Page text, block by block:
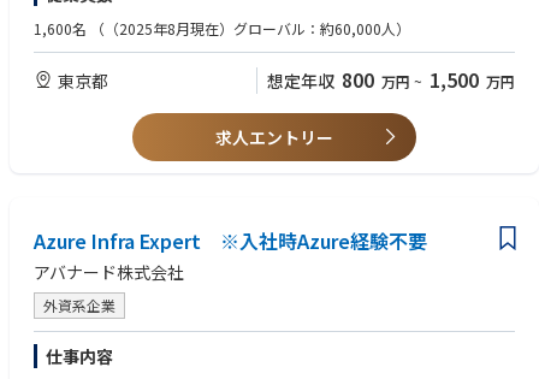
- Acting as one
【具体的な業務内容】
＜Associate Manager＞
・Microsoft Azureを活用したクラウドシステムの提案から設計、構築、導
入までを含めた、各種プロジェクトへの参加
・ITコンサルティングの提供（お客様の課題をヒアリングし、企画提案か
・Microsoft Azureの専門家チームをリードし、プロジェクト目標達成のた
めの指導とサポートを提供
・Microsoft Azure領域全般に関するITコンサルティングの提供
・マネージャーやリーダーの役割でMicrosoft Azureを中心とした各種プロ
ジェクトへリーダーシップとして参加し、ポジティブなチーム環境を構築
・上流から下流まで全てをハンズオンで実施（顧客との折衝、要件定義、
設計、構築、運用保守など）
・PaaSを活用したシステムの設計・構築
等
(2) チームリードまたはサブリードとして複数のプロジェクトの経験（特
に、クライアントやチームメンバーに対する説明・交渉力）
資料の作成経験
＜Manager＞
(1) 下記のいずれかまたは複数の経験
（例）
・パブリッククラウド（Azure, AWS, GCP等）に関する、顧客課題解決、
1,600名 （（2025年8月現在）グローバル：約60,000人）
東京都 想定年収 800 万円 ~ 1,500 万円
求人エントリー
Azure Infra Expert ※入社時Azure経験不要
アバナード株式会社
外資系企業
仕事内容